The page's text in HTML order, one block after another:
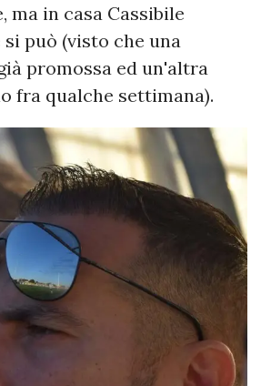
ma in casa Cassibile
si può (visto che una
promossa ed un'altra
fra qualche settimana).